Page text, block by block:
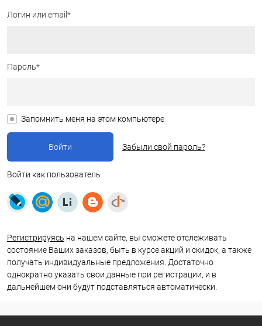
Логин или email*
Пароль*
Запомнить меня на этом компьютере
Забыли свой пароль?
Войти как пользователь
Регистрируясь на нашем сайте, вы сможете отслеживать
состояние Ваших заказов, быть в курсе акций и скидок, а также
получать индивидуальные предложения. Достаточно
однократно указать свои данные при регистрации, и в
дальнейшем они будут подставляться автоматически.